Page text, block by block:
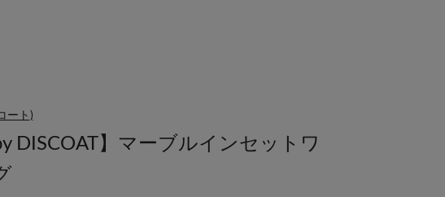
ート)
DISCOAT】マーブルインセットワ